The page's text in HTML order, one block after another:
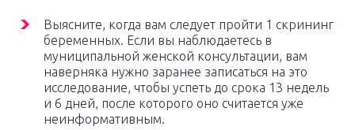
Выясните, когда вам следует пройти 1 скрининг
беременных. Если вы наблюдаетесь в
муниципальной женской консультации, вам
наверняка нужно заранее записаться на это
исследование, чтобы успеть до срока 13 недель
и 6 дней, после которого оно считается уже
неинформативным.